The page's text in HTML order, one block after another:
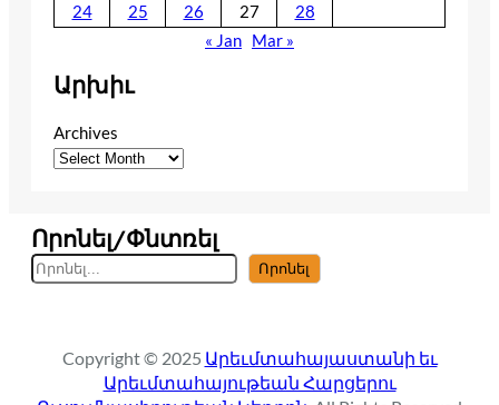
24
25 26 27
28
« Jan Mar »
Արխիւ
Archives
Որոնել/Փնտռել
S
e
c
h
Որոնել
Copyright © 2025 Արեւմտահայաստանի եւ
Արեւմտահայութեան Հարցերու